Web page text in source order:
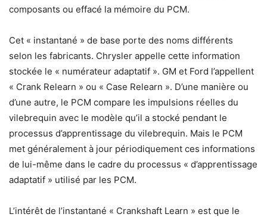
composants ou effacé la mémoire du PCM.
Cet « instantané » de base porte des noms différents
selon les fabricants. Chrysler appelle cette information
stockée le « numérateur adaptatif ». GM et Ford l’appellent
« Crank Relearn » ou « Case Relearn ». D’une manière ou
d’une autre, le PCM compare les impulsions réelles du
vilebrequin avec le modèle qu’il a stocké pendant le
processus d’apprentissage du vilebrequin. Mais le PCM
met généralement à jour périodiquement ces informations
de lui-même dans le cadre du processus « d’apprentissage
adaptatif » utilisé par les PCM.
L’intérêt de l’instantané « Crankshaft Learn » est que le